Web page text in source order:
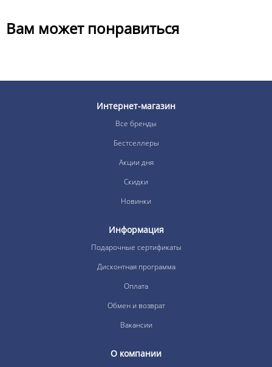
Вам может понравиться
Интернет-магазин
Все бренды
Бестселлеры
Акции дня
Скидки
Новинки
Информация
Подарочные сертификаты
Дисконтная программа
Оплата
Обмен и возврат
Вакансии
О компании